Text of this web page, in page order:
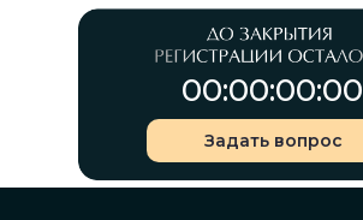
00:00:00:00
Задать вопрос